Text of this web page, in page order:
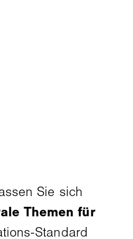
Sie sich
Themen für
Standard